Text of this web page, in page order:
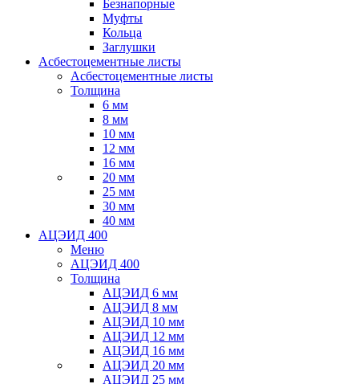
Безнапорные
Муфты
Кольца
Заглушки
Асбестоцементные листы
Асбестоцементные листы
Толщина
6 мм
8 мм
10 мм
12 мм
16 мм
20 мм
25 мм
30 мм
40 мм
АЦЭИД 400
Меню
АЦЭИД 400
Толщина
АЦЭИД 6 мм
АЦЭИД 8 мм
АЦЭИД 10 мм
АЦЭИД 12 мм
АЦЭИД 16 мм
АЦЭИД 20 мм
АЦЭИД 25 мм